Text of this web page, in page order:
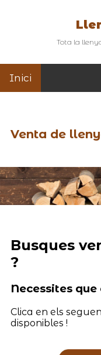
Tota la
Inici
Venta de
Busques
?
Necessites
Clica en els
disponibles !